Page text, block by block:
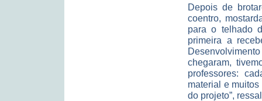
Depois de
coentro,
para o telhado
primeira a
chegaram,
professores:
material e
do projeto”,